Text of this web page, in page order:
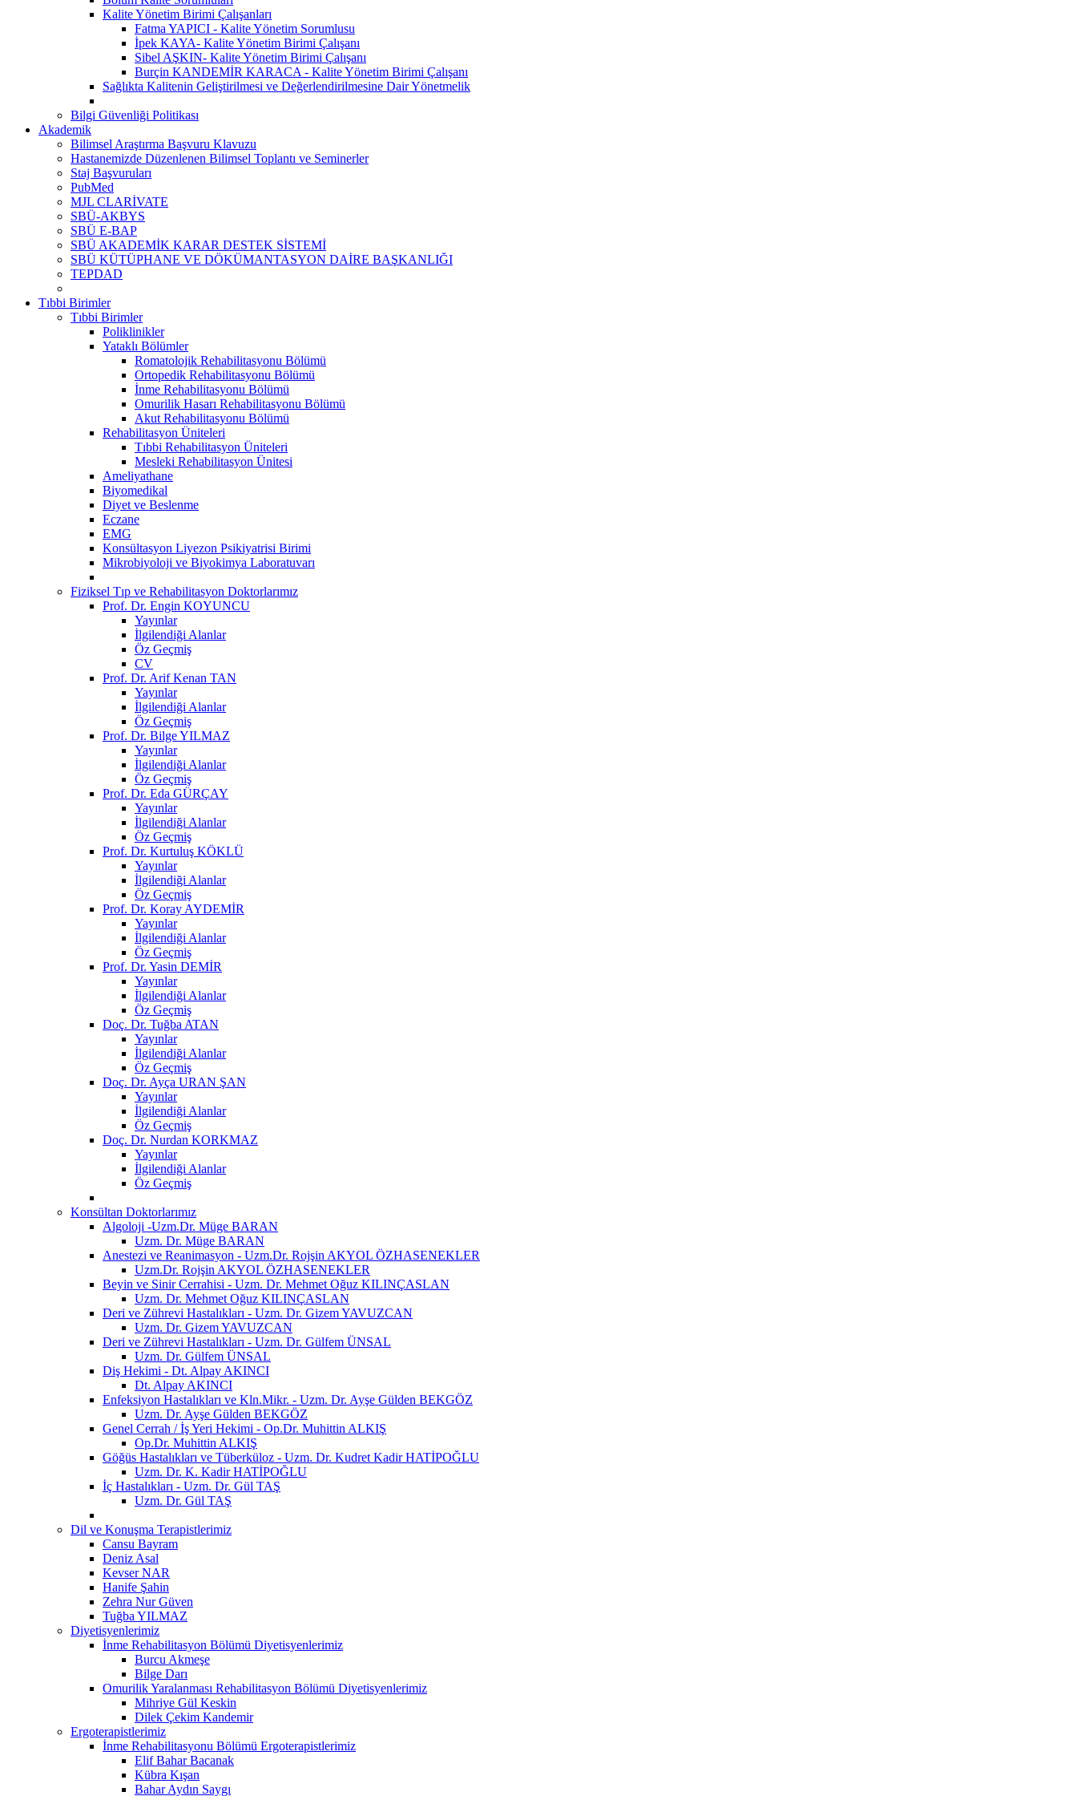
Kalite Yönetim Birimi Çalışanları
Fatma YAPICI - Kalite Yönetim Sorumlusu
İpek KAYA- Kalite Yönetim Birimi Çalışanı
Sibel AŞKIN- Kalite Yönetim Birimi Çalışanı
Burçin KANDEMİR KARACA - Kalite Yönetim Birimi Çalışanı
Sağlıkta Kalitenin Geliştirilmesi ve Değerlendirilmesine Dair Yönetmelik
Bilgi Güvenliği Politikası
Akademik
Bilimsel Araştırma Başvuru Klavuzu
Hastanemizde Düzenlenen Bilimsel Toplantı ve Seminerler
Staj Başvuruları
PubMed
MJL CLARİVATE
SBÜ-AKBYS
SBÜ E-BAP
SBÜ AKADEMİK KARAR DESTEK SİSTEMİ
SBÜ KÜTÜPHANE VE DÖKÜMANTASYON DAİRE BAŞKANLIĞI
TEPDAD
Tıbbi Birimler
Tıbbi Birimler
Poliklinikler
Yataklı Bölümler
Romatolojik Rehabilitasyonu Bölümü
Ortopedik Rehabilitasyonu Bölümü
İnme Rehabilitasyonu Bölümü
Omurilik Hasarı Rehabilitasyonu Bölümü
Akut Rehabilitasyonu Bölümü
Rehabilitasyon Üniteleri
Tıbbi Rehabilitasyon Üniteleri
Mesleki Rehabilitasyon Ünitesi
Ameliyathane
Biyomedikal
Diyet ve Beslenme
Eczane
EMG
Konsültasyon Liyezon Psikiyatrisi Birimi
Mikrobiyoloji ve Biyokimya Laboratuvarı
Fiziksel Tıp ve Rehabilitasyon Doktorlarımız
Prof. Dr. Engin KOYUNCU
Yayınlar
İlgilendiği Alanlar
Öz Geçmiş
CV
Prof. Dr. Arif Kenan TAN
Yayınlar
İlgilendiği Alanlar
Öz Geçmiş
Prof. Dr. Bilge YILMAZ
Yayınlar
İlgilendiği Alanlar
Öz Geçmiş
Prof. Dr. Eda GÜRÇAY
Yayınlar
İlgilendiği Alanlar
Öz Geçmiş
Prof. Dr. Kurtuluş KÖKLÜ
Yayınlar
İlgilendiği Alanlar
Öz Geçmiş
Prof. Dr. Koray AYDEMİR
Yayınlar
İlgilendiği Alanlar
Öz Geçmiş
Prof. Dr. Yasin DEMİR
Yayınlar
İlgilendiği Alanlar
Öz Geçmiş
Doç. Dr. Tuğba ATAN
Yayınlar
İlgilendiği Alanlar
Öz Geçmiş
Doç. Dr. Ayça URAN ŞAN
Yayınlar
İlgilendiği Alanlar
Öz Geçmiş
Doç. Dr. Nurdan KORKMAZ
Yayınlar
İlgilendiği Alanlar
Öz Geçmiş
Konsültan Doktorlarımız
Algoloji -Uzm.Dr. Müge BARAN
Uzm. Dr. Müge BARAN
Anestezi ve Reanimasyon - Uzm.Dr. Rojşin AKYOL ÖZHASENEKLER
Uzm.Dr. Rojşin AKYOL ÖZHASENEKLER
Beyin ve Sinir Cerrahisi - Uzm. Dr. Mehmet Oğuz KILINÇASLAN
Uzm. Dr. Mehmet Oğuz KILINÇASLAN
Deri ve Zührevi Hastalıkları - Uzm. Dr. Gizem YAVUZCAN
Uzm. Dr. Gizem YAVUZCAN
Deri ve Zührevi Hastalıkları - Uzm. Dr. Gülfem ÜNSAL
Uzm. Dr. Gülfem ÜNSAL
Diş Hekimi - Dt. Alpay AKINCI
Dt. Alpay AKINCI
Enfeksiyon Hastalıkları ve Kln.Mikr. - Uzm. Dr. Ayşe Gülden BEKGÖZ
Uzm. Dr. Ayşe Gülden BEKGÖZ
Genel Cerrah / İş Yeri Hekimi - Op.Dr. Muhittin ALKIŞ
Op.Dr. Muhittin ALKIŞ
Göğüs Hastalıkları ve Tüberküloz - Uzm. Dr. Kudret Kadir HATİPOĞLU
Uzm. Dr. K. Kadir HATİPOĞLU
İç Hastalıkları - Uzm. Dr. Gül TAŞ
Uzm. Dr. Gül TAŞ
Dil ve Konuşma Terapistlerimiz
Cansu Bayram
Deniz Asal
Kevser NAR
Hanife Şahin
Zehra Nur Güven
Tuğba YILMAZ
Diyetisyenlerimiz
İnme Rehabilitasyon Bölümü Diyetisyenlerimiz
Burcu Akmeşe
Bilge Darı
Omurilik Yaralanması Rehabilitasyon Bölümü Diyetisyenlerimiz
Mihriye Gül Keskin
Dilek Çekim Kandemir
Ergoterapistlerimiz
İnme Rehabilitasyonu Bölümü Ergoterapistlerimiz
Elif Bahar Bacanak
Kübra Kışan
Bahar Aydın Saygı